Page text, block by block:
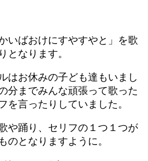
いばおけにすやすやと」を歌
となります。
はお休みの子ども達もいまし
分までみんな頑張って歌った
を言ったりしていました。
や踊り、セリフの１つ１つが
のとなりますように。